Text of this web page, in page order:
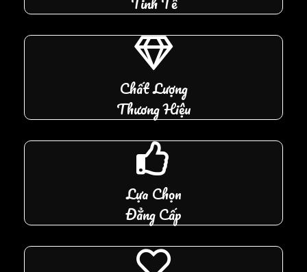
Chất Lượng
Thương Hiệu
Lựa Chọn
Đẳng Cấp